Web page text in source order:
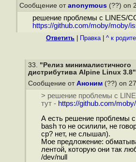
Сообщение от anonymous (??) on
решение проблемы с LINES/
https://github.com/moby/moby/
Ответить Правка| ^ к
33. "Релиз минималистичного
дистрибутива Alpine Linux 3.8"
Сообщение от Аноним (??) on
> решение проблемы с
тут - https://github.com/
А есть решение проблемы
bash то не осилили, не
cp? нет, не слышал).
Мое предложение:
лентой, которую они так
/dev/null